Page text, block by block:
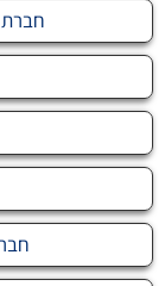
חברת